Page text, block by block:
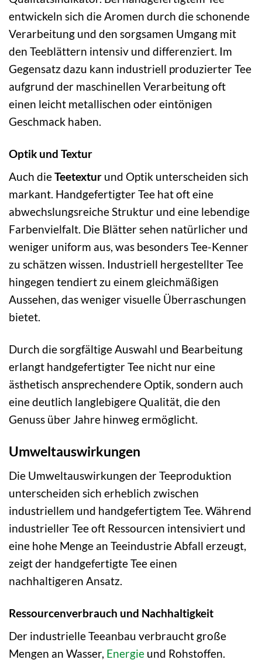
entwickeln sich die Aromen durch die schonende
Verarbeitung und den sorgsamen Umgang mit
den Teeblättern intensiv und differenziert. Im
Gegensatz dazu kann industriell produzierter Tee
aufgrund der maschinellen Verarbeitung oft
einen leicht metallischen oder eintönigen
Geschmack haben.
Optik und Textur
Auch dieTeetextur und Optik unterscheiden sich
markant. Handgefertigter Tee hat oft eine
abwechslungsreiche Struktur und eine lebendige
Farbenvielfalt. Die Blätter sehen natürlicher und
weniger uniform aus, was besonders Tee-Kenner
zu schätzen wissen. Industriell hergestellter Tee
hingegen tendiert zu einem gleichmäßigen
Aussehen, das weniger visuelle Überraschungen
bietet.
Durch die sorgfältige Auswahl und Bearbeitung
erlangt handgefertigter Tee nicht nur eine
ästhetisch ansprechendere Optik, sondern auch
eine deutlich langlebigere Qualität, die den
Genuss über Jahre hinweg ermöglicht.
Umweltauswirkungen
Die Umweltauswirkungen der Teeproduktion
unterscheiden sich erheblich zwischen
industriellem und handgefertigtem Tee. Während
industrieller Tee oft Ressourcen intensiviert und
eine hohe Menge an Teeindustrie Abfall erzeugt,
zeigt der handgefertigte Tee einen
nachhaltigeren Ansatz.
Ressourcenverbrauch und Nachhaltigkeit
Der industrielle Teeanbau verbraucht große
Mengen an Wasser, Energie und Rohstoffen.